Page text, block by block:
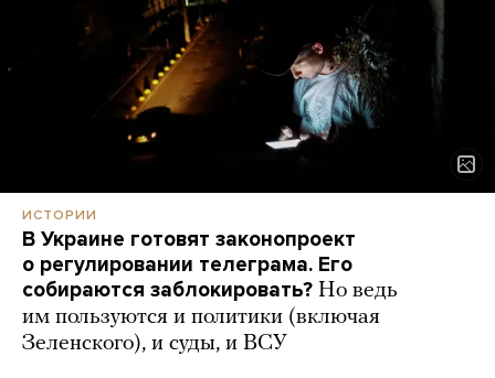
ИСТОРИИ
В Украине готовят законопроект
о регулировании телеграма. Его
собираются заблокировать? Но ведь
им пользуются и политики (включая
Зеленского), и суды, и ВСУ